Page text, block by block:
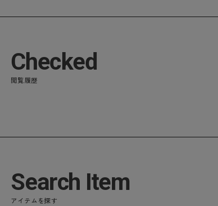
Checked
閲覧履歴
Search Item
アイテムを探す